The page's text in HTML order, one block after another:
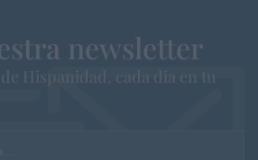
newsletter
Hispanidad, cada dia en tu